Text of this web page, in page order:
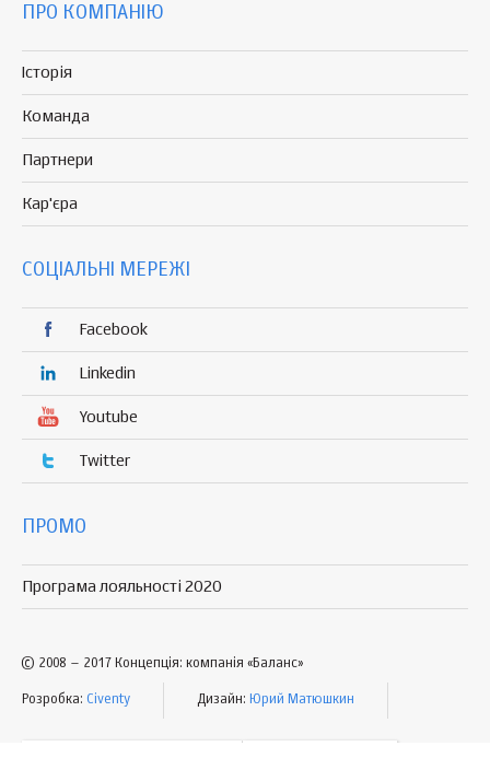
ПРО КОМПАНІЮ
Історія
Команда
Партнери
Кар'єра
СОЦІАЛЬНІ МЕРЕЖІ
Facebook
Linkedin
Youtube
Twitter
ПРОМО
Програма лояльності 2020
© 2008 – 2017 Концепція: компанія «Баланс»
Розробка: Civenty Дизайн: Юрий Матюшкин